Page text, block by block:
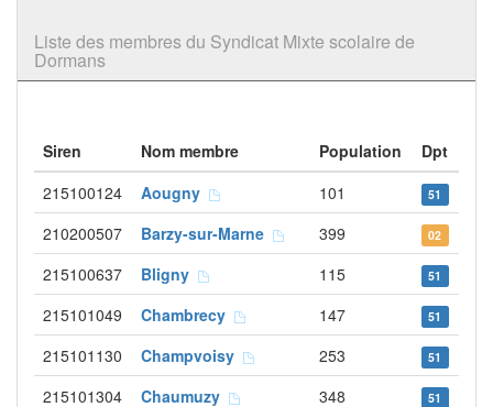
Liste des membres du Syndicat Mixte scolaire de
Dormans
Siren Nom membre Population
Dpt
215100124
Aougny 101 51
210200507 Barzy-sur-Marne 399 02
215100637 Bligny 115 51
215101049 Chambrecy 147 51
215101130 Champvoisy 253 51
215101304 Chaumuzy 348 51